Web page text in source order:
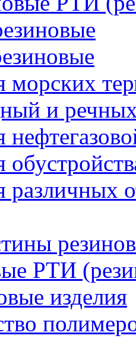
и
различных
РТИ
изделия